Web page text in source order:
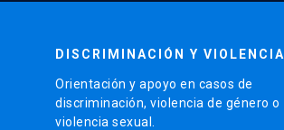
DISCRIMINACIÓN Y VIOLENCIA
Orientación y apoyo en casos de
discriminación, violencia de género o
violencia sexual.